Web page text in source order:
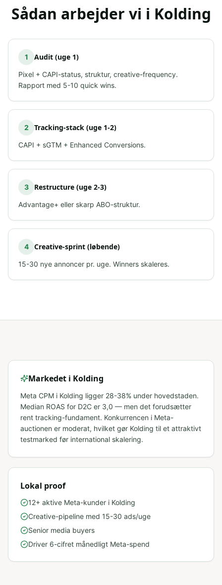
Sådan arbejder vi i Kolding
1 Audit (uge 1)
Pixel + CAPI-status, struktur, creative-frequency.
Rapport med 5-10 quick wins.
2 Tracking-stack (uge 1-2)
CAPI + sGTM + Enhanced Conversions.
3 Restructure (uge 2-3)
Advantage+ eller skarp ABO-struktur.
4 Creative-sprint (løbende)
15-30 nye annoncer pr. uge. Winners skaleres.
Markedet i Kolding
Meta CPM i Kolding ligger 28-38% under hovedstaden.
Median ROAS for D2C er 3,0 — men det forudsætter
rent tracking-fundament. Konkurrencen i Meta-
auctionen er moderat, hvilket gør Kolding til et attraktivt
testmarked før international skalering.
Lokal proof
12+ aktive Meta-kunder i Kolding
Creative-pipeline med 15-30 ads/uge
Senior media buyers
Driver 6-cifret månedligt Meta-spend